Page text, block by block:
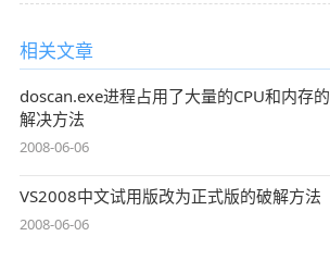
相关文章
doscan.exe进程占用了大量的CPU和内存的
解决方法
2008-06-06
VS2008中文试用版改为正式版的破解方法
2008-06-06